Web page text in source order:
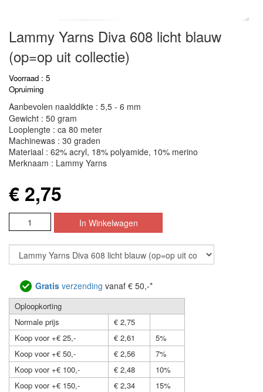
Lammy Yarns Diva 608 licht blauw
(op=op uit collectie)
Voorraad : 5
Opruiming
Aanbevolen naalddikte : 5,5 - 6 mm
Gewicht : 50 gram
Looplengte : ca 80 meter
Machinewas : 30 graden
Materiaal : 62% acryl, 18% polyamide, 10% merino
Merknaam : Lammy Yarns
€ 2,75
Gratis verzending vanaf € 50,-*
Oploopkorting
Normale prijs
€ 2,75
Koop voor +€ 25,-
€ 2,61
5%
Koop voor +€ 50,-
€ 2,56
7%
Koop voor +€ 100,-
€ 2,48
10%
Koop voor +€ 150,-
€ 2,34 15%